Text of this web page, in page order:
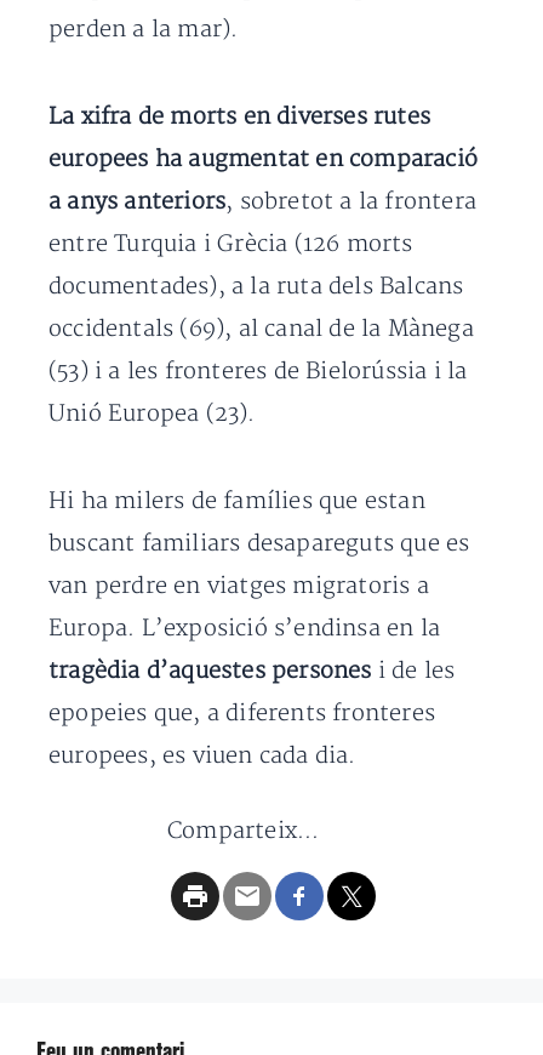
perden a la mar).
La xifra de morts en diverses rutes
europees ha augmentat en comparació
a anys anteriors, sobretot a la frontera
entre Turquia i Grècia (126 morts
documentades), a la ruta dels Balcans
occidentals (69), al canal de la Mànega
(53) i a les fronteres de Bielorússia i la
Unió Europea (23).
Hi ha milers de famílies que estan
buscant familiars desapareguts que es
van perdre en viatges migratoris a
Europa. L’exposició s’endinsa en la
tragèdia d’aquestes persones i de les
epopeies que, a diferents fronteres
europees, es viuen cada dia.
Comparteix...